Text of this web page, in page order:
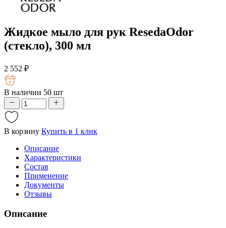
Жидкое мыло для рук ResedaOdor
(стекло), 300 мл
2 552 ₽
В наличии 50 шт
В корзину Купить в 1 клик
Описание
Характеристики
Состав
Применение
Документы
Отзывы
Описание